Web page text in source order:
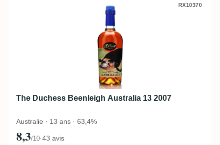
The Duchess Beenleigh Australia 13 2007
RX10370
The Duchess Beenleigh Australia 13 2007
Australie · 13 ans · 63,4%
8,3/10·43 avis